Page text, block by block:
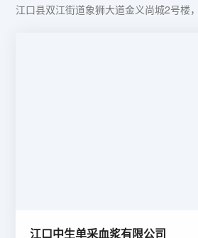
江口县双江街道象狮大道金义尚城2号楼
江口中生单采血浆有限公司